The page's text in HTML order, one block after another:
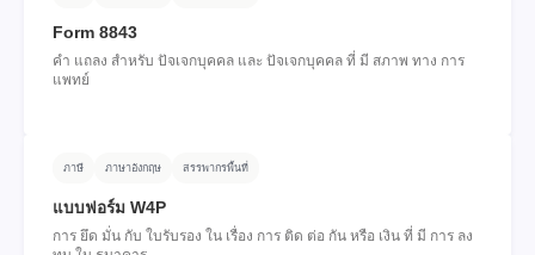
Form 8843
คํา แถลง สําหรับ ปัจเจกบุคคล และ ปัจเจกบุคคล ที่ มี สภาพ ทาง การ
แพทย์
ภาษี ภาษาอังกฤษ สรรพากรพื้นที่
แบบฟอร์ม W4P
การ ยึด มั่น กับ ใบรับรอง ใน เรื่อง การ ติด ต่อ กัน หรือ เงิน ที่ มี การ ลง